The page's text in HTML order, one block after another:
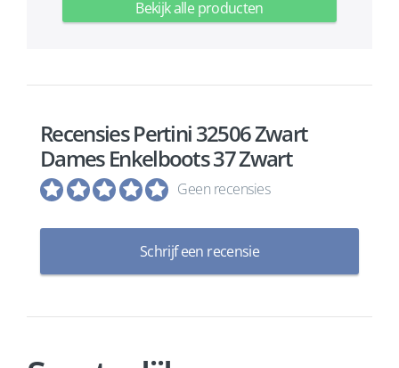
Bekijk alle producten
Recensies Pertini 32506 Zwart
Dames Enkelboots 37 Zwart
Geen recensies
Schrijf een recensie